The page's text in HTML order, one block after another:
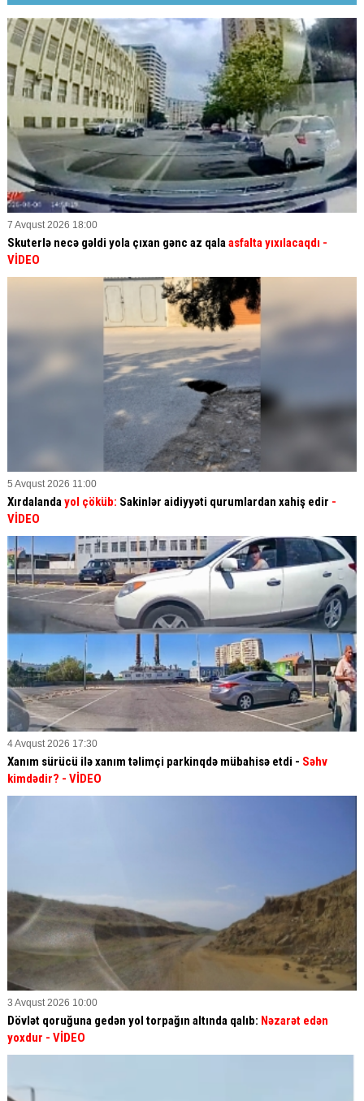
7 Avqust 2026 18:00
Skuterlə necə gəldi yola çıxan gənc az qalaasfalta yıxılacaqdı -
VİDEO
5 Avqust 2026 11:00
Xırdalandayol çöküb: Sakinlər aidiyyəti qurumlardan xahiş edir -
VİDEO
4 Avqust 2026 17:30
Xanım sürücü ilə xanım təlimçi parkinqdə mübahisə etdi - Səhv
kimdədir? - VİDEO
3 Avqust 2026 10:00
Dövlət qoruğuna gedən yol torpağın altında qalıb: Nəzarət edən
yoxdur - VİDEO